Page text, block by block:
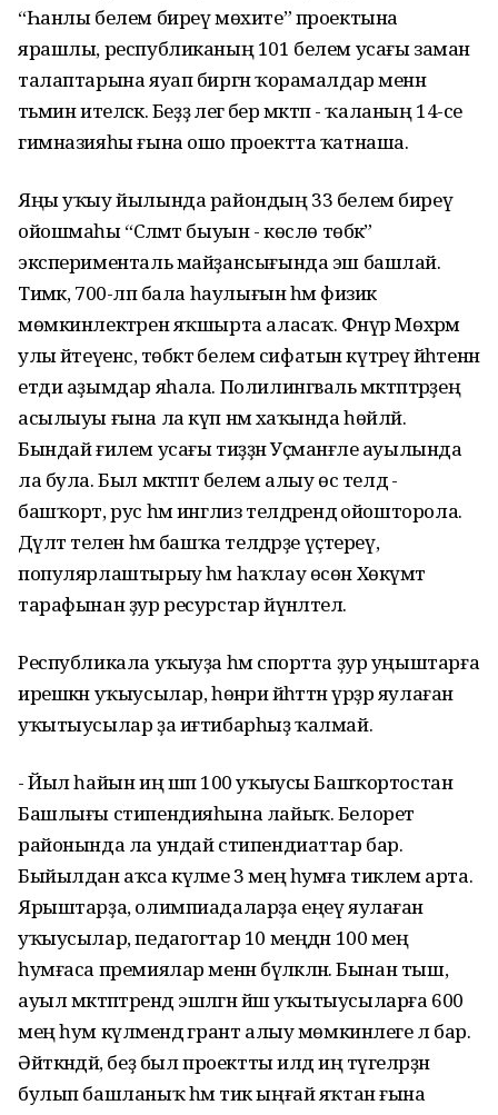
“Һанлы белем биреү мөхите” проектына
ярашлы, республиканың 101 белем усағы заман
талаптарына яуап биргән ҡорамалдар менән
тәьмин ителәсәк. Беҙҙә әлегә бер мәктәп - ҡаланың 14-се
гимназияһы ғына ошо проектта ҡатнаша.
Яңы уҡыу йылында райондың 33 белем биреү
ойошмаһы “Сәләмәт быуын - көслө төбәк”
эксперименталь майҙансығында эш башлай.
Тимәк, 700-ләп бала һаулығын һәм физик
мөмкинлектәрен яҡшырта аласаҡ. Фәнүр Мөхәрәм
улы әйтеүенсә, төбәктә белем сифатын күтәреү йәһәтенән
етди аҙымдар яһала. Полилингваль мәктәптәрҙең
асылыуы ғына ла күп нәмә хаҡында һөйләй.
Бындай ғилем усағы тиҙҙән Уҫманғәле ауылында
ла була. Был мәктәптә белем алыу өс телдә -
башҡорт, рус һәм инглиз телдәрендә ойошторола.
Дәүләт телен һәм башҡа телдәрҙе үҫтереү,
популярлаштырыу һәм һаҡлау өсөн Хөкүмәт
тарафынан ҙур ресурстар йүнәлтелә.
Республикала уҡыуҙа һәм спортта ҙур уңыштарға
ирешкән уҡыусылар, һөнәри йәһәттән үрҙәр яулаған
уҡытыусылар ҙа иғтибарһыҙ ҡалмай.
- Йыл һайын иң шәп 100 уҡыусы Башҡортостан
Башлығы стипендияһына лайыҡ. Белорет
районында ла ундай стипендиаттар бар.
Быйылдан аҡса күләме 3 мең һумға тиклем арта.
Ярыштарҙа, олимпиадаларҙа еңеү яулаған
уҡыусылар, педагогтар 10 меңдән 100 мең
һумғаса премиялар менән бүләкләнә. Бынан тыш,
ауыл мәктәптәрендә эшләгән йәш уҡытыусыларға 600
мең һум күләмендә грант алыу мөмкинлеге лә бар.
Әйткәндәй, беҙ был проектты илдә иң тәүгеләрҙән
булып башланыҡ һәм тик ыңғай яҡтан ғына